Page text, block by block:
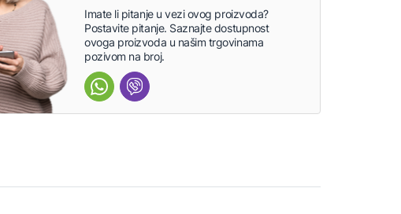
Imate li pitanje u vezi ovog proizvoda?
Postavite pitanje. Saznajte dostupnost
ovoga proizvoda u našim trgovinama
pozivom na broj.